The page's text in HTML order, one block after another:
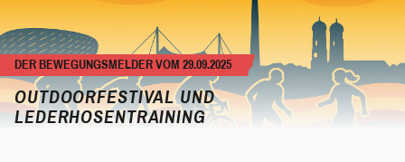
DER BEWEGUNGSMELDER VOM 29.09.2025
OUTDOORFESTIVAL UND
LEDERHOSENTRAINING